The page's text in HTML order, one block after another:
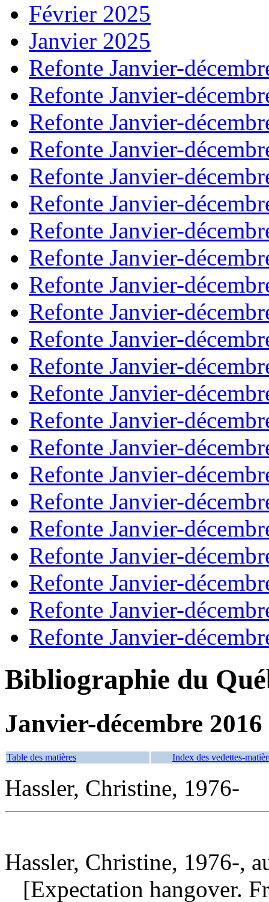
Février 2025
Janvier 2025
Refonte Janvier-
Refonte Janvier-
Refonte Janvier-
Refonte Janvier-
Refonte Janvier-
Refonte Janvier-
Refonte Janvier-
Refonte Janvier-
Refonte Janvier-
Refonte Janvier-
Refonte Janvier-
Refonte Janvier-
Refonte Janvier-
Refonte Janvier-
Refonte Janvier-
Refonte Janvier-
Refonte Janvier-
Refonte Janvier-
Refonte Janvier-
Refonte Janvier-
Refonte Janvier-
Refonte Janvier-
Bibliographie du
Janvier-décembre 2016
Table des matières Index des vedettes-
Hassler, Christine, 1976-
Hassler, Christine, 1976-,
[Expectation hangover.